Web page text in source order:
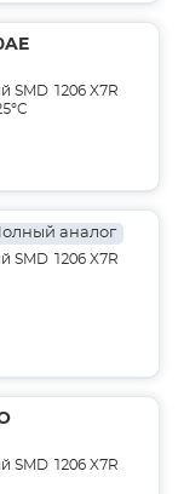
SMD 1206 X7R
аналог
SMD 1206 X7R
SMD 1206 X7R